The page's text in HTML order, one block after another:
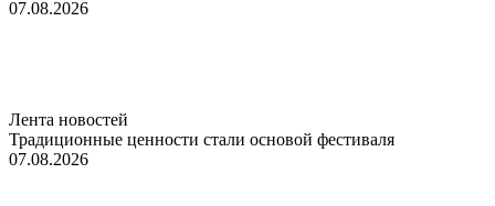
07.08.2026
Лента новостей
Традиционные ценности стали основой фестиваля
07.08.2026